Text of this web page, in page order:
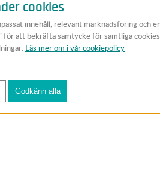
cookies
innehåll, relevant marknadsföring och
för att bekräfta samtycke för samtliga
Läs mer om i vår cookiepolicy
Godkänn alla